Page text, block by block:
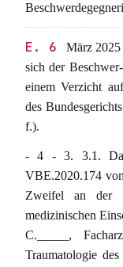
E. 6
März 2025
sich der
einem Verzicht
des
f.).
- 4 - 3. 3.1. Das
VBE.2020.174
Zweifel an der
medizinischen
C._____,
Traumatologie